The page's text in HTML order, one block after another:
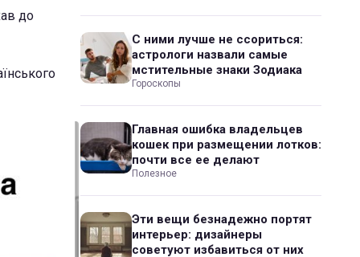
до
С ними лучше не ссориться:
астрологи назвали самые
мстительные знаки Зодиака
Гороскопы
Главная ошибка владельцев
кошек при размещении лотков:
почти все ее делают
Полезное
Эти вещи безнадежно портят
интерьер: дизайнеры
советуют избавиться от них